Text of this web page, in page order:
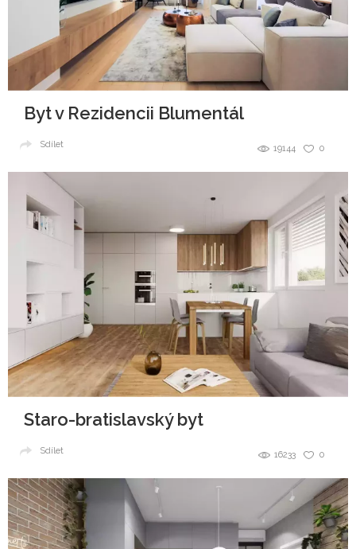
Byt v Rezidencii Blumentál
0
19144
Sdílet
Staro-bratislavský byt
0
16233
Sdílet